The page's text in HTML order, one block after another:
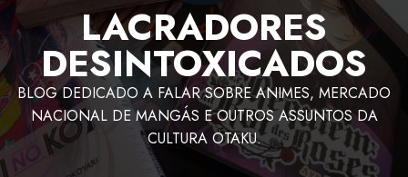
LACRADORES
DESINTOXICADOS
BLOG DEDICADO A FALAR SOBRE ANIMES, MERCADO
NACIONAL DE MANGÁS E OUTROS ASSUNTOS DA
CULTURA OTAKU.